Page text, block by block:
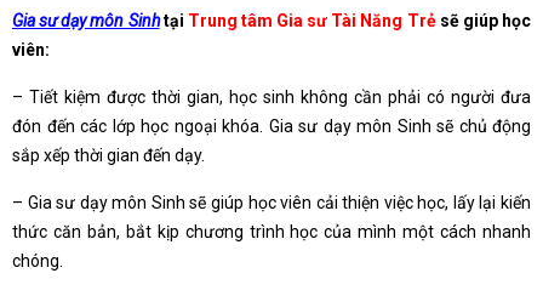
Gia sư dạy môn Sinhtại Trung tâm Gia sư Tài Năng Trẻsẽ giúp học
viên:
– Tiết kiệm được thời gian, học sinh không cần phải có người đưa
đón đến các lớp học ngoại khóa. Gia sư dạy môn Sinh sẽ chủ động
sắp xếp thời gian đến dạy.
– Gia sư dạy môn Sinh sẽ giúp học viên cải thiện việc học, lấy lại kiến
thức căn bản, bắt kịp chương trình học của mình một cách nhanh
chóng.